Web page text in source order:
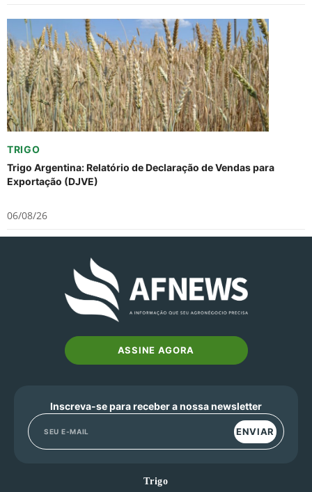
TRIGO
Trigo Argentina: Relatório de Declaração de Vendas para
Exportação (DJVE)
06/08/26
ASSINE AGORA
Inscreva-se para receber a nossa newsletter
ENVIAR
Trigo